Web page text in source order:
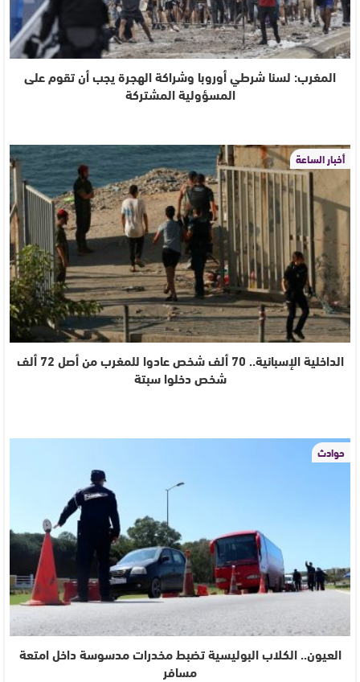
المغرب: لسنا شرطي أوروبا وشراكة الهجرة يجب أن تقوم على
المسؤولية المشتركة
أخبار الساعة
الداخلية الإسبانية.. 70 ألف شخص عادوا للمغرب من أصل 72 ألف
شخص دخلوا سبتة
حوادث
العيون.. الكلاب البوليسية تضبط مخدرات مدسوسة داخل امتعة
مسافر